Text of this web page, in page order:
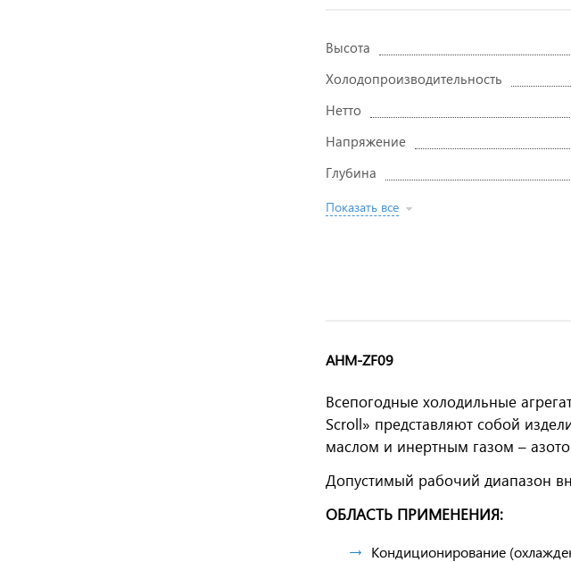
Высота
Холодопроизводительность
Нетто
Напряжение
Глубина
Показать все
AHM-ZF09
Всепогодные холодильные
Scroll» представляют собой
маслом и инертным газом –
Допустимый рабочий диапазон
ОБЛАСТЬ ПРИМЕНЕНИЯ:
Кондиционирование